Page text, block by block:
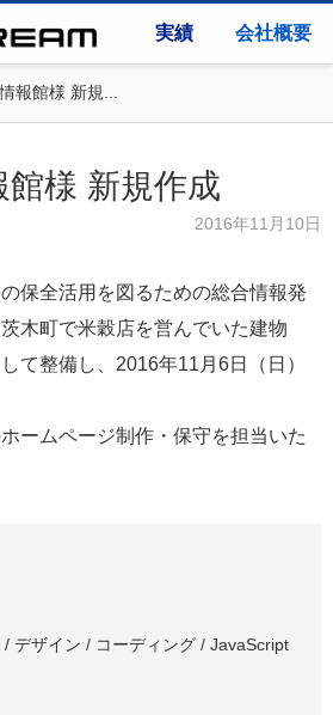
実績 会社概要
報館様 新規...
様 新規作成
2016年11月10日
保全活用を図るための総合情報発
木町で米穀店を営んでいた建物
て整備し、2016年11月6日（日）
ームページ制作・保守を担当いた
デザイン / コーディング / JavaScript